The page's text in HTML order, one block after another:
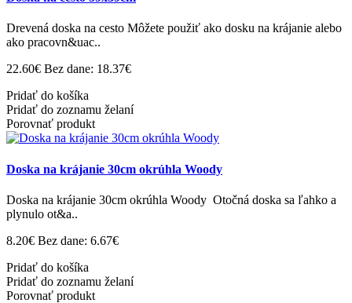
Drevená doska na cesto Môžete použiť ako dosku na krájanie alebo
ako pracovn&uac..
22.60€ Bez dane: 18.37€
Pridať do košíka
Pridať do zoznamu želaní
Porovnať produkt
Doska na krájanie 30cm okrúhla Woody
Doska na krájanie 30cm okrúhla Woody Otočná doska sa ľahko a
plynulo ot&a..
8.20€ Bez dane: 6.67€
Pridať do košíka
Pridať do zoznamu želaní
Porovnať produkt